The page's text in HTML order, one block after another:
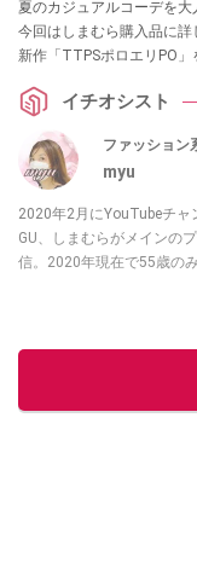
夏のカジュアルコーデを
今回はしまむら購入品に
新作「TTPSポロエリPO」
イチオシスト
ファッショ
myu
2020年2月にYouTubeチャ
GU、しまむらがメインの
信。2020年現在で55歳の